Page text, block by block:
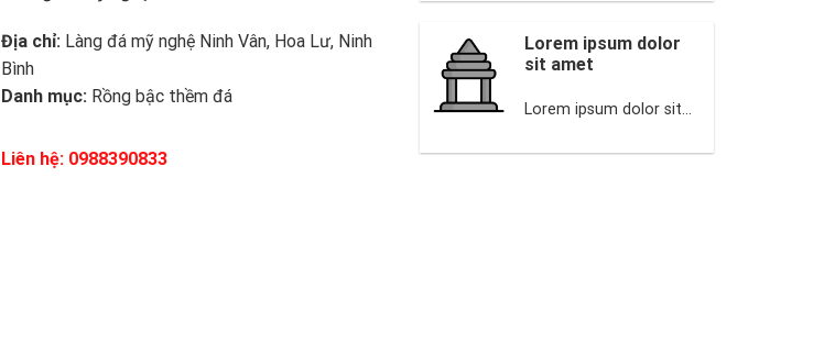
Địa chỉ:Làng đá mỹ nghệ Ninh Vân, Hoa Lư, Ninh
Bình
Danh mục: Rồng bậc thềm đá
Liên hệ: 0988390833
Lorem ipsum dolor
sit amet
Lorem ipsum dolor sit...